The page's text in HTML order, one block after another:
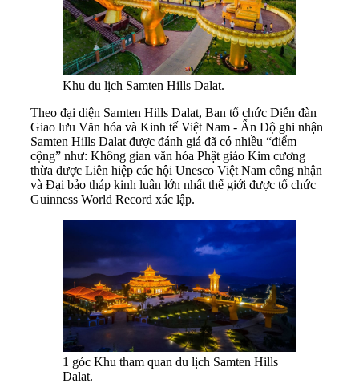
Khu du lịch Samten Hills Dalat.
Theo đại diện Samten Hills Dalat, Ban tổ chức Diễn đàn
Giao lưu Văn hóa và Kinh tế Việt Nam - Ấn Độ ghi nhận
Samten Hills Dalat được đánh giá đã có nhiều “điểm
cộng” như: Không gian văn hóa Phật giáo Kim cương
thừa được Liên hiệp các hội Unesco Việt Nam công nhận
và Đại bảo tháp kinh luân lớn nhất thế giới được tổ chức
Guinness World Record xác lập.
1 góc Khu tham quan du lịch Samten Hills
Dalat.